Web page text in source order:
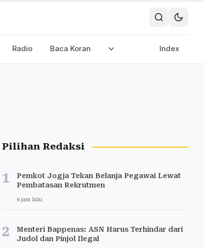
Radio Baca Koran Index
Pilihan Redaksi
1
Pemkot Jogja Tekan Belanja Pegawai Lewat
Pembatasan Rekrutmen
6 jam lalu
2
Menteri Bappenas: ASN Harus Terhindar dari
Judol dan Pinjol Ilegal